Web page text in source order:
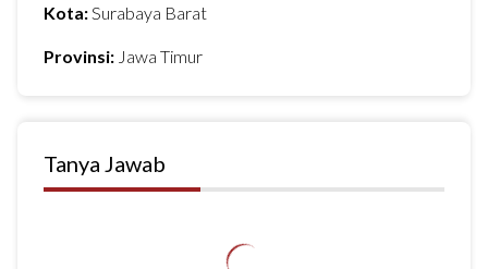
Kota:Surabaya Barat
Provinsi: Jawa Timur
Tanya Jawab